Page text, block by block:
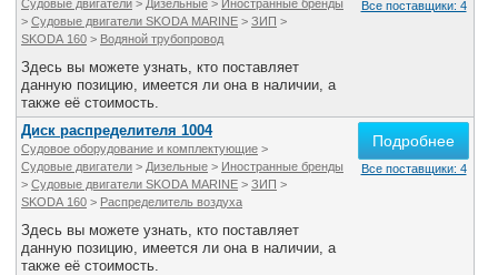
Судовые двигатели > Дизельные > Иностранные бренды
> Судовые двигатели SKODA MARINE > ЗИП >
SKODA 160 > Водяной трубопровод
Здесь вы можете узнать, кто поставляет
данную позицию, имеется ли она в наличии, а
также её стоимость.
Все поставщики: 4
Диск распределителя 1004
Судовое оборудование и комплектующие >
Судовые двигатели > Дизельные > Иностранные бренды
> Судовые двигатели SKODA MARINE > ЗИП >
SKODA 160 > Распределитель воздуха
Здесь вы можете узнать, кто поставляет
данную позицию, имеется ли она в наличии, а
также её стоимость.
Подробнее
Все поставщики: 4